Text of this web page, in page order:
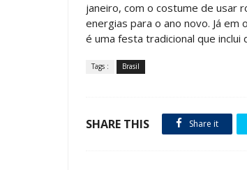
janeiro, com o costume de usar
energias para o ano novo. Já
é uma festa tradicional que
Tags : Brasil
SHARE THIS Share it